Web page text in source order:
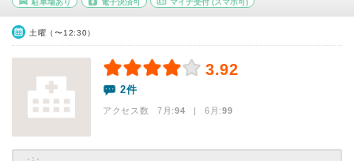
駐車場あり 電子決済可 マイナ受付 (スマホ可)
土曜（〜12:30）
3.92
2件
アクセス数 7月:94 | 6月:99